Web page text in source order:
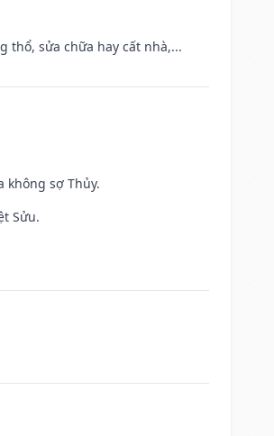
thổ, sửa chữa hay cất nhà,...
không sợ Thủy.
Sửu.